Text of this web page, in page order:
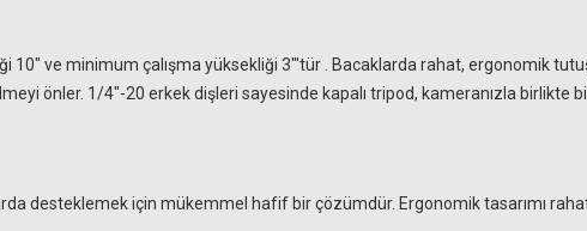
10" ve minimum çalışma yüksekliği 3"'tür . Bacaklarda rahat, ergonomik
önler. 1/4"-20 erkek dişleri sayesinde kapalı tripod, kameranızla birlikte
desteklemek için mükemmel hafif bir çözümdür. Ergonomik tasarımı